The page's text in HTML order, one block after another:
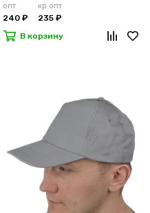
опт
240 ₽
кр.опт
235 ₽
В корзину